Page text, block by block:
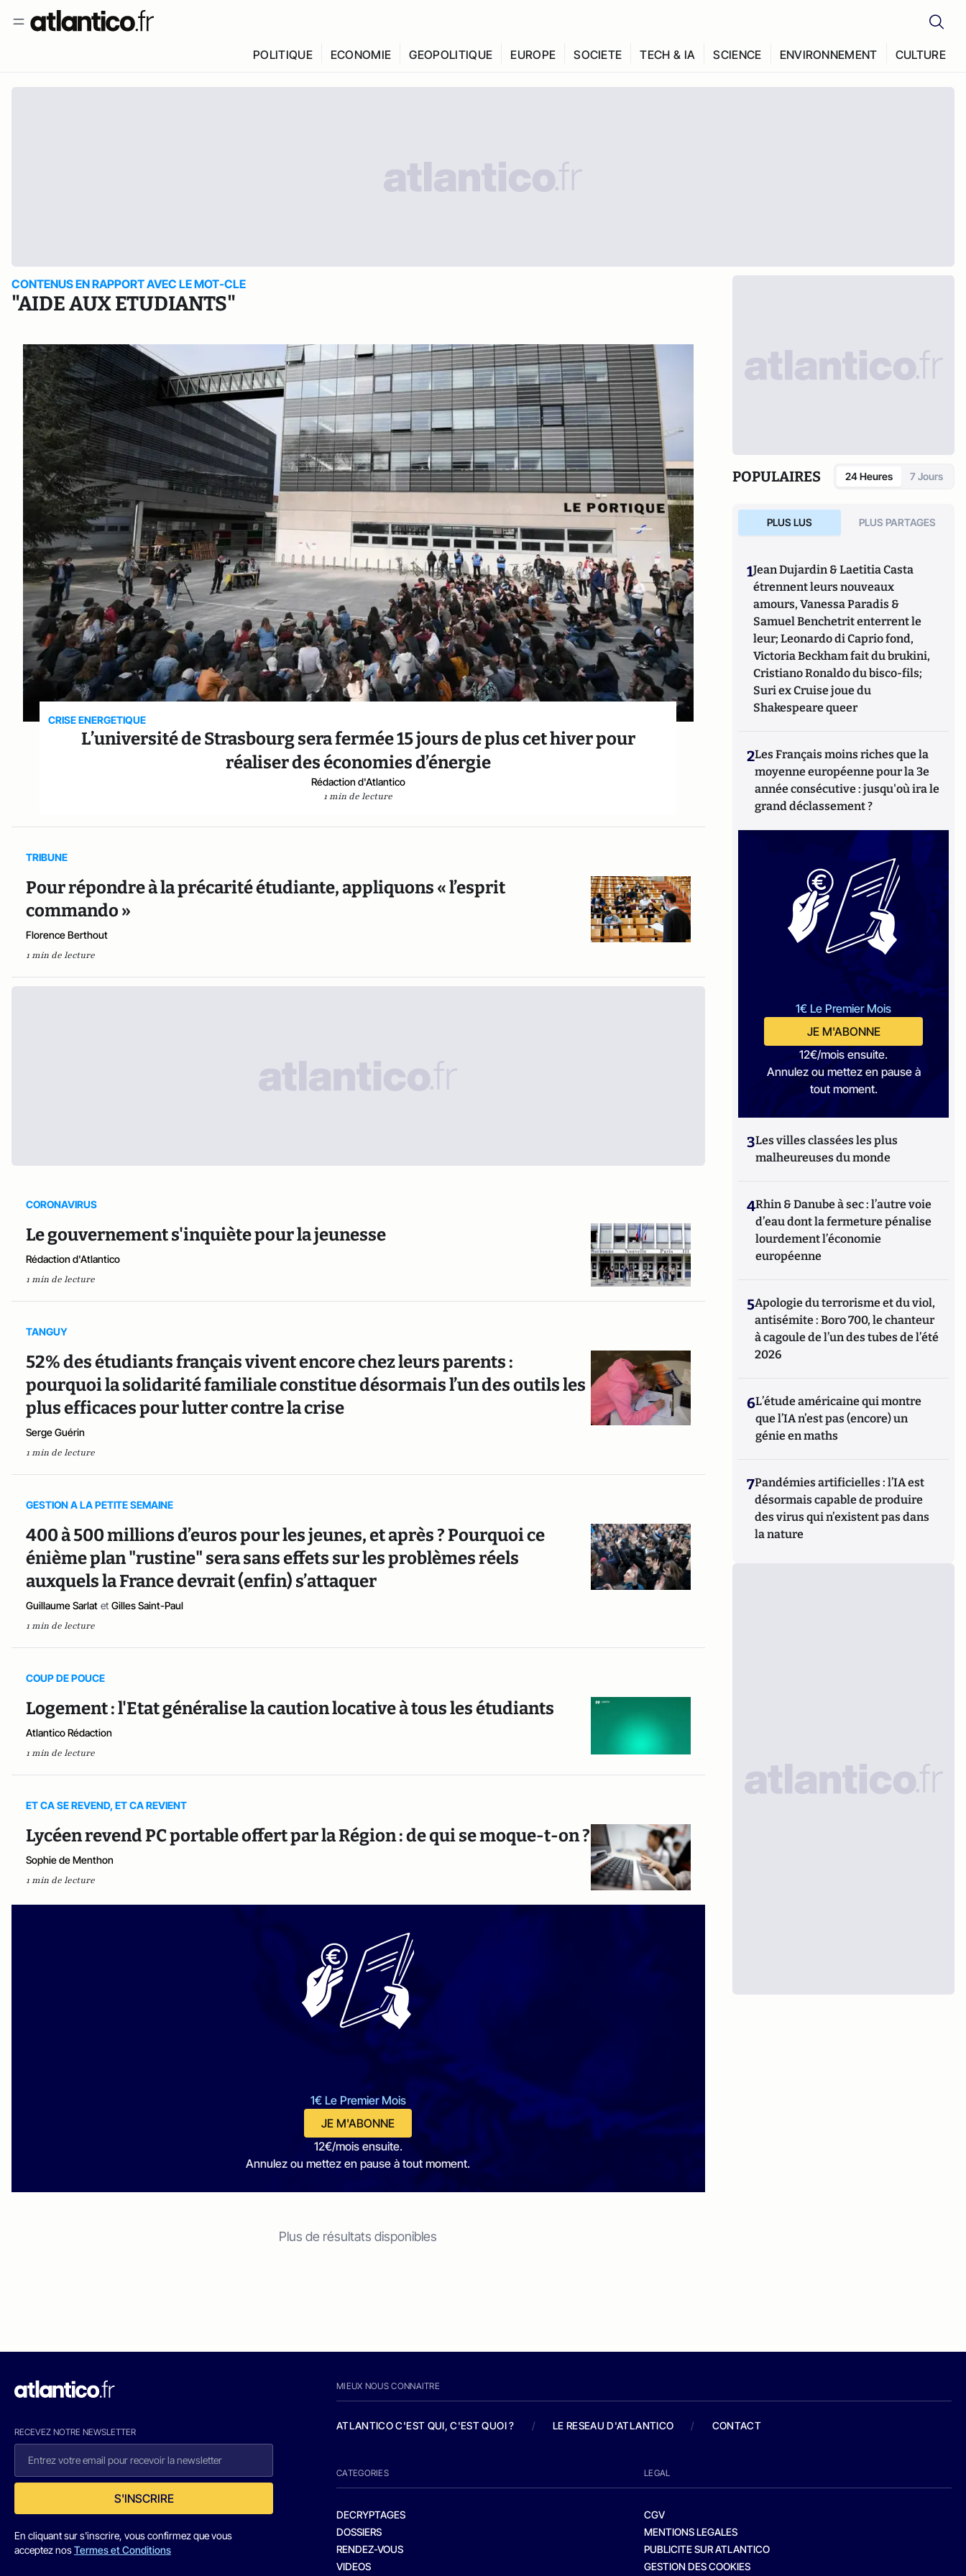
POLITIQUE ECONOMIE GEOPOLITIQUE EUROPE SOCIETE TECH & IA SCIENCE ENVIRONNEMENT CULTURE
CONTENUS EN RAPPORT AVEC LE MOT-CLE
"AIDE AUX ETUDIANTS"
CRISE ENERGETIQUE
L’université de Strasbourg sera fermée 15 jours de plus cet hiver pour
réaliser des économies d’énergie
Rédaction d'Atlantico
1 min de lecture
TRIBUNE
Pour répondre à la précarité étudiante, appliquons « l’esprit
commando »
Florence Berthout
1 min de lecture
CORONAVIRUS
Le gouvernement s'inquiète pour la jeunesse
Rédaction d'Atlantico
1 min de lecture
TANGUY
52% des étudiants français vivent encore chez leurs parents :
pourquoi la solidarité familiale constitue désormais l’un des outils les
plus efficaces pour lutter contre la crise
Serge Guérin
1 min de lecture
GESTION A LA PETITE SEMAINE
400 à 500 millions d’euros pour les jeunes, et après ? Pourquoi ce
énième plan "rustine" sera sans effets sur les problèmes réels
auxquels la France devrait (enfin) s’attaquer
Guillaume Sarlat et Gilles Saint-Paul
1 min de lecture
COUP DE POUCE
Logement : l'Etat généralise la caution locative à tous les étudiants
Atlantico Rédaction
1 min de lecture
ET CA SE REVEND, ET CA REVIENT
Lycéen revend PC portable offert par la Région : de qui se moque-t-on ?
Sophie de Menthon
1 min de lecture
1€ Le Premier Mois
JE M'ABONNE
12€/mois ensuite.
Annulez ou mettez en pause à tout moment.
Plus de résultats disponibles
POPULAIRES 24 Heures 7 Jours
PLUS LUS PLUS PARTAGES
1Jean Dujardin & Laetitia Casta
étrennent leurs nouveaux
amours, Vanessa Paradis &
Samuel Benchetrit enterrent le
leur; Leonardo di Caprio fond,
Victoria Beckham fait du brukini,
Cristiano Ronaldo du bisco-fils;
Suri ex Cruise joue du
Shakespeare queer
2Les Français moins riches que la
moyenne européenne pour la 3e
année consécutive : jusqu'où ira le
grand déclassement ?
1€ Le Premier Mois
JE M'ABONNE
12€/mois ensuite.
Annulez ou mettez en pause à
tout moment.
3Les villes classées les plus
malheureuses du monde
4Rhin & Danube à sec : l’autre voie
d’eau dont la fermeture pénalise
lourdement l’économie
européenne
5Apologie du terrorisme et du viol,
antisémite : Boro 700, le chanteur
à cagoule de l’un des tubes de l’été
2026
6L’étude américaine qui montre
que l’IA n’est pas (encore) un
génie en maths
7Pandémies artificielles : l’IA est
désormais capable de produire
des virus qui n’existent pas dans
la nature
RECEVEZ NOTRE NEWSLETTER
S'INSCRIRE
En cliquant sur s'inscrire, vous confirmez que vous
acceptez nosTermes et Conditions
MIEUX NOUS CONNAITRE
ATLANTICO C'EST QUI, C'EST QUOI ? / LE RESEAU D'ATLANTICO / CONTACT
CATEGORIES
DECRYPTAGES
DOSSIERS
RENDEZ-VOUS
VIDEOS
LEGAL
CGV
MENTIONS LEGALES
PUBLICITE SUR ATLANTICO
GESTION DES COOKIES